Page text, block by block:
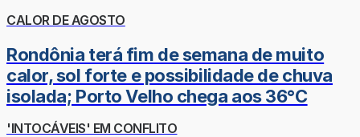
CALOR DE AGOSTO
Rondônia terá fim de semana de muito
calor, sol forte e possibilidade de chuva
isolada; Porto Velho chega aos 36°C
'INTOCÁVEIS' EM CONFLITO